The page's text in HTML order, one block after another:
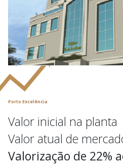
Porto Excelência
Valor inicial na planta
Valor atual de
Valorização de 22%